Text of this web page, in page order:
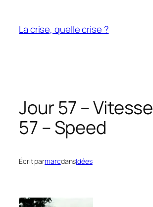
contenu
La crise, quelle crise ?
Jour 57 – Vitesse
57 – Speed
Écrit parmarcdansIdées